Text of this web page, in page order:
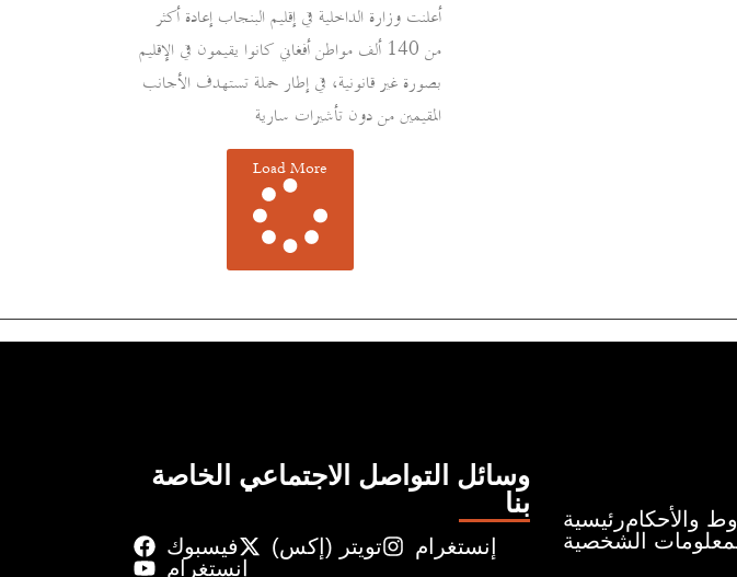
أعلنت وزارة الداخلية في إقليم البنجاب إعادة أكثر
من 140 ألف مواطن أفغاني كانوا يقيمون في الإقليم
بصورة غير قانونية، في إطار حملة تستهدف الأجانب
المقيمين من دون تأشيرات سارية
Load More
وسائل التواصل الاجتماعي الخاصة
بنا
فيسبوك تويتر (إكس)
إنستغرام
إنستغرام
رئيسيةوالأحكام
الشخصية